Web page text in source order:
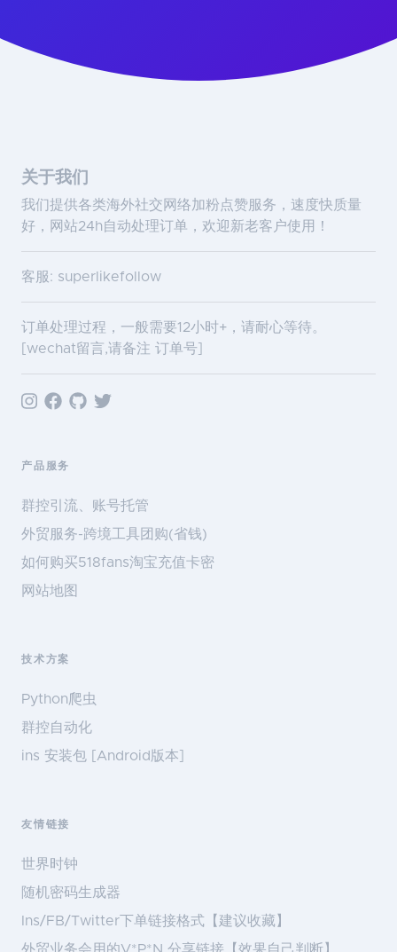
关于我们
我们提供各类海外社交网络加粉点赞服务，速度快质量
好，网站24h自动处理订单，欢迎新老客户使用！
客服: superlikefollow
订单处理过程，一般需要12小时+，请耐心等待。
[wechat留言,请备注 订单号]
产品服务
群控引流、账号托管
外贸服务-跨境工具团购(省钱)
如何购买518fans淘宝充值卡密
网站地图
技术方案
Python爬虫
群控自动化
ins 安装包 [Android版本]
友情链接
世界时钟
随机密码生成器
Ins/FB/Twitter下单链接格式【建议收藏】